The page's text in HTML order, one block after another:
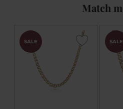
Match
SALE SALE